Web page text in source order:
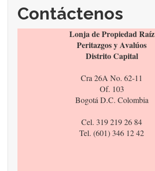
Contáctenos
Lonja de Propiedad Raíz
Peritazgos y Avalúos
Distrito Capital
Cra 26A No. 62-11
Of. 103
Bogotá D.C. Colombia
Cel. 319 219 26 84
Tel. (601) 346 12 42